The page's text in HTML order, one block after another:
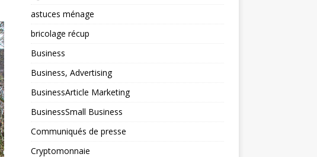
astuces ménage
bricolage récup
Business
Business, Advertising
BusinessArticle Marketing
BusinessSmall Business
Communiqués de presse
Cryptomonnaie